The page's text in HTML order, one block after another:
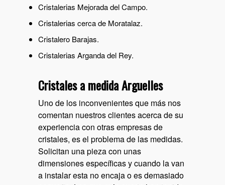
Cristalerias Mejorada del Campo.
Cristalerias cerca de Moratalaz.
Cristalero Barajas.
Cristalerias Arganda del Rey.
Cristales a medida Arguelles
Uno de los inconvenientes que más nos
comentan nuestros clientes acerca de su
experiencia con otras empresas de
cristales, es el problema de las medidas.
Solicitan una pieza con unas
dimensiones específicas y cuando la van
a instalar esta no encaja o es demasiado